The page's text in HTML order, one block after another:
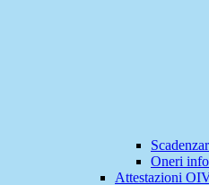
Oneri
Attestazioni